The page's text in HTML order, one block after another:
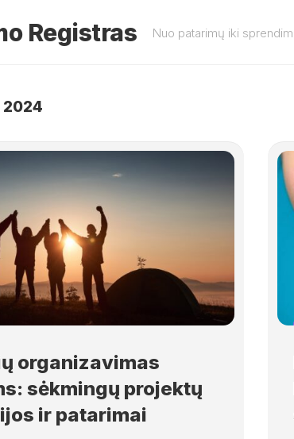
Registras Nuo patarimų iki
2024
organizavimas
sėkmingų projektų
ir patarimai